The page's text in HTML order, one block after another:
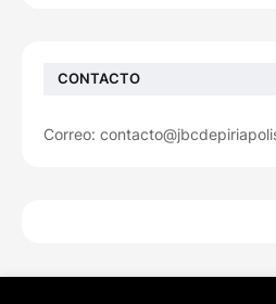
CONTACTO
Correo: